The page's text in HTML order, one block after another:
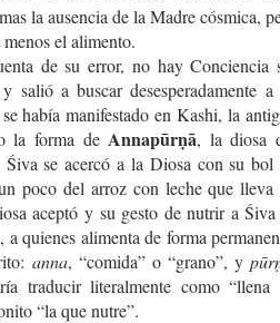
la ausencia de la Madre cósmica,
el alimento.
de su error, no hay Conciencia
salió a buscar desesperadamente a
había manifestado en Kashi, la
la forma de Annapūrṇā, la diosa
se acercó a la Diosa con su bol
poco del arroz con leche que lleva
aceptó y su gesto de nutrir a Śiva
a quienes alimenta de forma
anna, “comida” o “grano”, y
traducir literalmente como “llena
“la que nutre”.